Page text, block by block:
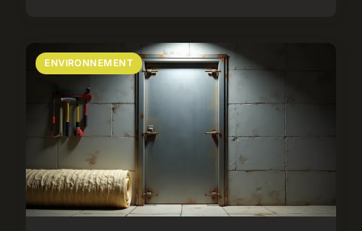
ENVIRONNEMENT